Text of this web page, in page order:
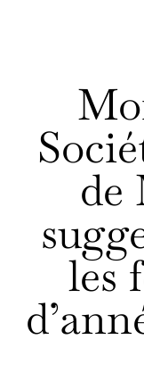
de
les